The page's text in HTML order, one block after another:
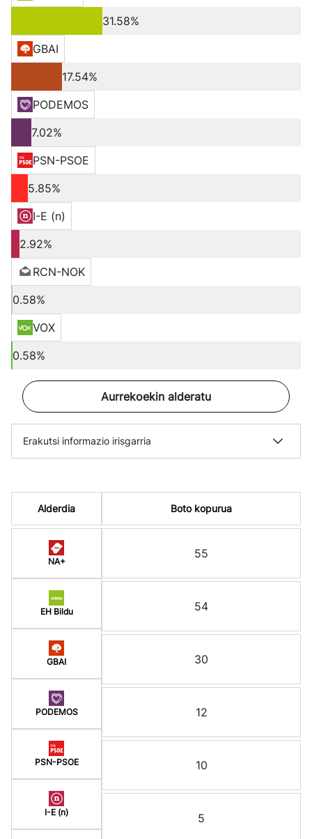
31.58%
GBAI
17.54%
PODEMOS
7.02%
PSN-PSOE
5.85%
I-E (n)
2.92%
RCN-NOK
0.58%
VOX
0.58%
Aurrekoekin alderatu
Erakutsi informazio irisgarria
Alderdia
NA+
EH Bildu
GBAI
PODEMOS
PSN-PSOE
I-E (n)
Boto kopurua
55
54
30
12
10
5